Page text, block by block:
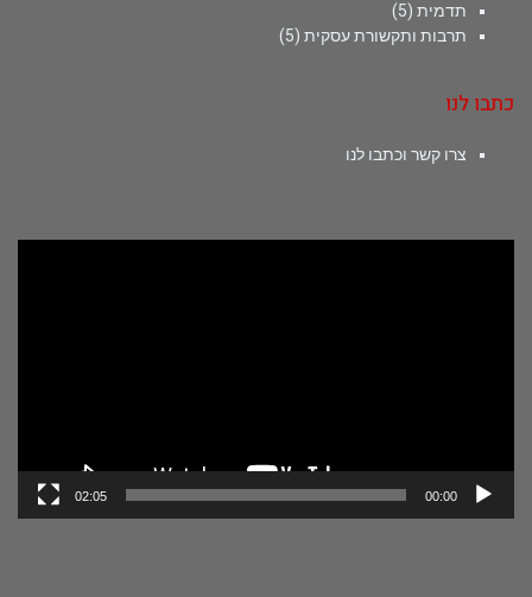
תדמית (5)
תרבות ותקשורת עסקית (5)
כתבו לנו
צרו קשר וכתבו לנו
00:00
02:05